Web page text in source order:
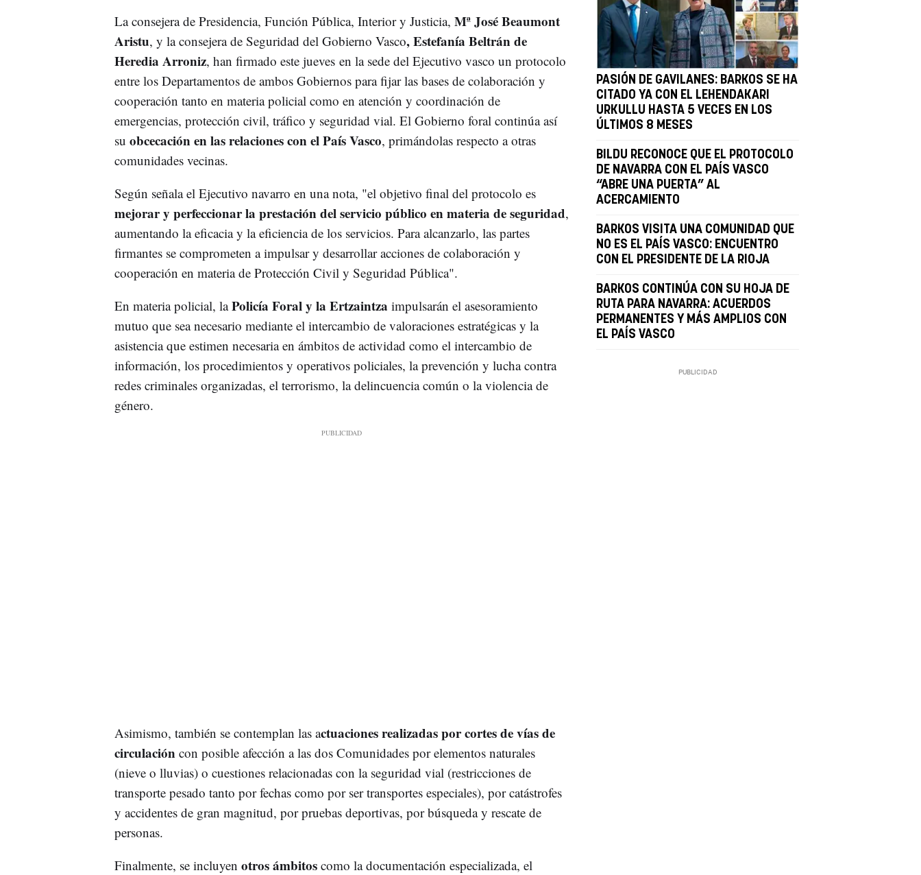
La consejera de Presidencia, Función Pública, Interior y Justicia, Mª José Beaumont
Aristu, y la consejera de Seguridad del Gobierno Vasco, Estefanía Beltrán de
Heredia Arroniz, han firmado este jueves en la sede del Ejecutivo vasco un protocolo
entre los Departamentos de ambos Gobiernos para fijar las bases de colaboración y
cooperación tanto en materia policial como en atención y coordinación de
emergencias, protección civil, tráfico y seguridad vial. El Gobierno foral continúa así
su obcecación en las relaciones con el País Vasco, primándolas respecto a otras
comunidades vecinas.
Según señala el Ejecutivo navarro en una nota, "el objetivo final del protocolo es
mejorar y perfeccionar la prestación del servicio público en materia de seguridad,
aumentando la eficacia y la eficiencia de los servicios. Para alcanzarlo, las partes
firmantes se comprometen a impulsar y desarrollar acciones de colaboración y
cooperación en materia de Protección Civil y Seguridad Pública".
En materia policial, laPolicía Foral y la Ertzaintza impulsarán el asesoramiento
mutuo que sea necesario mediante el intercambio de valoraciones estratégicas y la
asistencia que estimen necesaria en ámbitos de actividad como el intercambio de
información, los procedimientos y operativos policiales, la prevención y lucha contra
redes criminales organizadas, el terrorismo, la delincuencia común o la violencia de
género.
Asimismo, también se contemplan las actuaciones realizadas por cortes de vías de
circulación con posible afección a las dos Comunidades por elementos naturales
(nieve o lluvias) o cuestiones relacionadas con la seguridad vial (restricciones de
transporte pesado tanto por fechas como por ser transportes especiales), por catástrofes
y accidentes de gran magnitud, por pruebas deportivas, por búsqueda y rescate de
personas.
Finalmente, se incluyen otros ámbitoscomo la documentación especializada, el
PASIÓN DE GAVILANES: BARKOS SE HA
CITADO YA CON EL LEHENDAKARI
URKULLU HASTA 5 VECES EN LOS
ÚLTIMOS 8 MESES
BILDU RECONOCE QUE EL PROTOCOLO
DE NAVARRA CON EL PAÍS VASCO
“ABRE UNA PUERTA” AL
ACERCAMIENTO
BARKOS VISITA UNA COMUNIDAD QUE
NO ES EL PAÍS VASCO: ENCUENTRO
CON EL PRESIDENTE DE LA RIOJA
BARKOS CONTINÚA CON SU HOJA DE
RUTA PARA NAVARRA: ACUERDOS
PERMANENTES Y MÁS AMPLIOS CON
EL PAÍS VASCO